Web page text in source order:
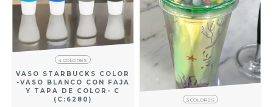
4 COLORES
VASO STARBUCKS COLOR
-VASO BLANCO CON FAJA
Y TAPA DE COLOR- C
(C:6280)
3 COLORES